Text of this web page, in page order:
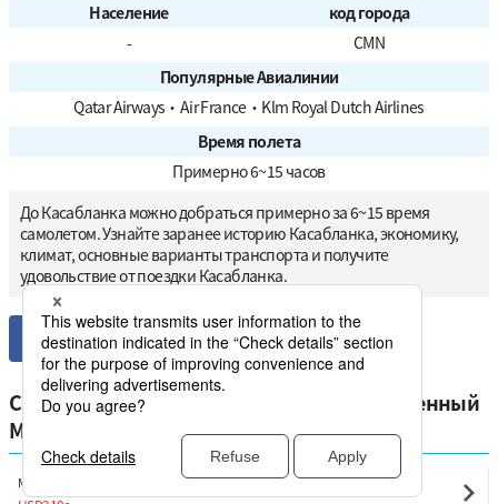
Население
код города
-
CMN
Популярные Авиалинии
Qatar Airways ・ Air France・ Klm Royal Dutch Airlines
Время полета
Примерно 6~15 часов
До Касабланка можно добраться примерно за 6~15 время
самолетом. Узнайте заранее историю Касабланка, экономику,
климат, основные варианты транспорта и получите
удовольствие от поездки Касабланка.
Сравните самые низкие цены на отечественный
Марокко от Касабланка
Марракеш Касабланка(CMN)